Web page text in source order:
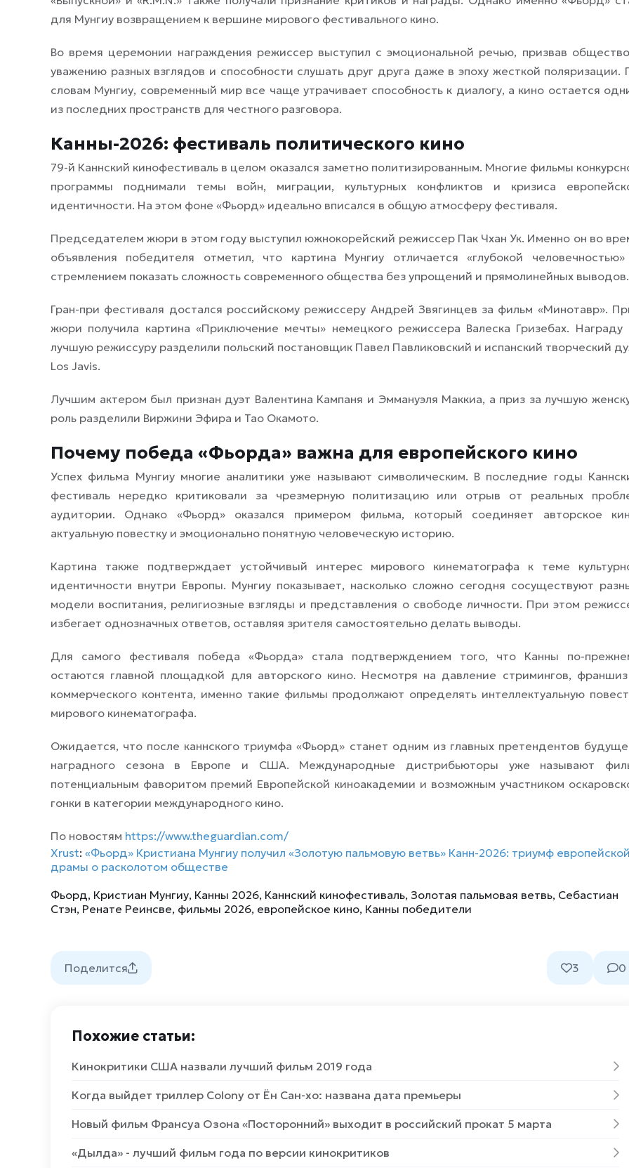
для Мунгиу возвращением к вершине мирового фестивального кино.
Во время церемонии награждения режиссер выступил с эмоциональной речью, призвав
уважению разных взглядов и способности слушать друг друга даже в эпоху жесткой поляризации.
словам Мунгиу, современный мир все чаще утрачивает способность к диалогу, а кино остается
из последних пространств для честного разговора.
Канны-2026: фестиваль политического кино
79-й Каннский кинофестиваль в целом оказался заметно политизированным. Многие фильмы
программы поднимали темы войн, миграции, культурных конфликтов и кризиса
идентичности. На этом фоне «Фьорд» идеально вписался в общую атмосферу фестиваля.
Председателем жюри в этом году выступил южнокорейский режиссер Пак Чхан Ук. Именно он во
объявления победителя отметил, что картина Мунгиу отличается «глубокой
стремлением показать сложность современного общества без упрощений и прямолинейных выводов.
Гран-при фестиваля достался российскому режиссеру Андрей Звягинцев за фильм «Минотавр».
жюри получила картина «Приключение мечты» немецкого режиссера Валеска Гризебах. Награду
лучшую режиссуру разделили польский постановщик Павел Павликовский и испанский творческий
Los Javis.
Лучшим актером был признан дуэт Валентина Кампаня и Эммануэля Маккиа, а приз за лучшую
роль разделили Виржини Эфира и Тао Окамото.
Почему победа «Фьорда» важна для европейского кино
Успех фильма Мунгиу многие аналитики уже называют символическим. В последние годы
фестиваль нередко критиковали за чрезмерную политизацию или отрыв от реальных
аудитории. Однако «Фьорд» оказался примером фильма, который соединяет авторское
актуальную повестку и эмоционально понятную человеческую историю.
Картина также подтверждает устойчивый интерес мирового кинематографа к теме
идентичности внутри Европы. Мунгиу показывает, насколько сложно сегодня сосуществуют
модели воспитания, религиозные взгляды и представления о свободе личности. При этом
избегает однозначных ответов, оставляя зрителя самостоятельно делать выводы.
Для самого фестиваля победа «Фьорда» стала подтверждением того, что Канны по-
остаются главной площадкой для авторского кино. Несмотря на давление стримингов,
коммерческого контента, именно такие фильмы продолжают определять интеллектуальную
мирового кинематографа.
Ожидается, что после каннского триумфа «Фьорд» станет одним из главных претендентов
наградного сезона в Европе и США. Международные дистрибьюторы уже называют
потенциальным фаворитом премий Европейской киноакадемии и возможным участником
гонки в категории международного кино.
По новостям https://www.theguardian.com/
Xrust: «Фьорд» Кристиана Мунгиу получил «Золотую пальмовую ветвь» Канн-2026: триумф европейской
драмы о расколотом обществе
Фьорд, Кристиан Мунгиу, Канны 2026, Каннский кинофестиваль, Золотая пальмовая ветвь, Себастиан
Стэн, Ренате Реинсве, фильмы 2026, европейское кино, Канны победители
Поделится 3 0
Похожие статьи:
Кинокритики США назвали лучший фильм 2019 года
Когда выйдет триллер Colony от Ён Сан-хо: названа дата премьеры
Новый фильм Франсуа Озона «Посторонний» выходит в российский прокат 5 марта
«Дылда» - лучший фильм года по версии кинокритиков